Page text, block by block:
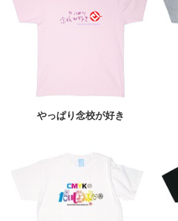
やっぱり念校が好き